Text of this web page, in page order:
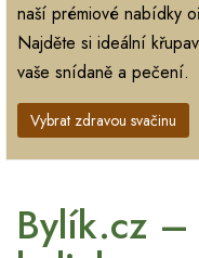
naší prémiové nabídky
Najděte si ideální
vaše snídaně a pečení.
Vybrat zdravou svačinu
Bylík.cz –